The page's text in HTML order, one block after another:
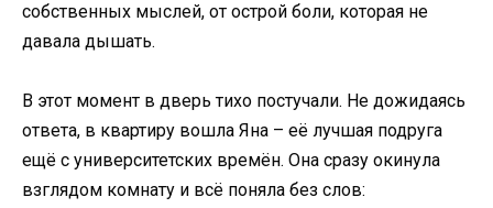
собственных мыслей, от острой боли, которая не
давала дышать.
В этот момент в дверь тихо постучали. Не дожидаясь
ответа, в квартиру вошла Яна – её лучшая подруга
ещё с университетских времён. Она сразу окинула
взглядом комнату и всё поняла без слов: